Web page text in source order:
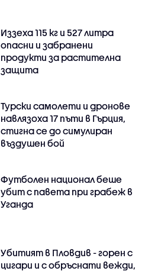
Иззеха 115 кг и 527 литра
опасни и забранени
продукти за растителна
защита
Турски самолети и дронове
навлязоха 17 пъти в Гърция,
стигна се до симулиран
въздушен бой
Футболен национал беше
убит с павета при грабеж в
Уганда
Убитият в Пловдив - горен с
цигари и с обръснати вежди,